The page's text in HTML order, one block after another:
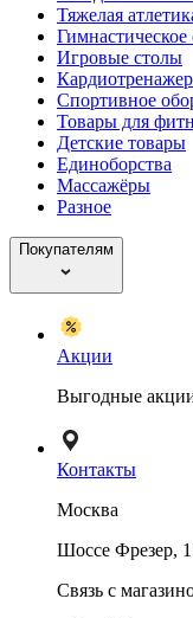
Тяжелая
Игровые столы
Спортивное
Товары для
Детские товары
Единоборства
Массажёры
Разное
Покупателям
Акции
Выгодные
Контакты
Москва
Шоссе Фрезер,
Связь с